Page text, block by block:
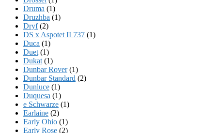
Druma (1)
Druzhba (1)
Dryf(2)
DS x Aspotet II 737 (1)
Duca (1)
Duet (1)
Dukat (1)
Dunbar Rover(1)
Dunbar Standard (2)
Dunluce (1)
Duquesa (1)
e Schwarze (1)
Earlaine (2)
Early Ohio (1)
Early Rose (2)